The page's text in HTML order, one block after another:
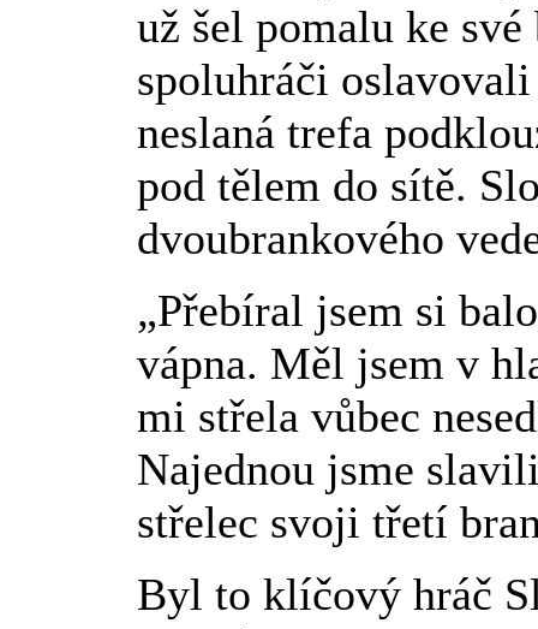
už šel pomalu ke
spoluhráči
neslaná trefa
pod tělem do sítě.
dvoubrankového
„Přebíral jsem si
vápna. Měl jsem v
mi střela vůbec
Najednou jsme
střelec svoji třetí
Byl to klíčový hráč